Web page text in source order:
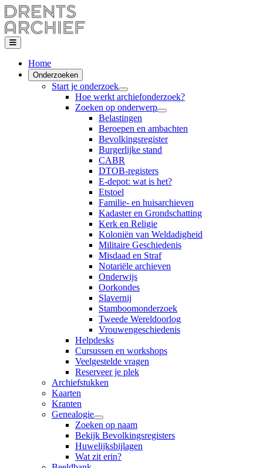
Home
Onderzoeken
Start je onderzoek
Hoe werkt archiefonderzoek?
Zoeken op onderwerp
Belastingen
Beroepen en ambachten
Bevolkingsregister
Burgerlijke stand
CABR
DTOB-registers
E-depot: wat is het?
Etstoel
Familie- en huisarchieven
Kadaster en Grondschatting
Kerk en Religie
Koloniën van Weldadigheid
Militaire Geschiedenis
Misdaad en Straf
Notariële archieven
Onderwijs
Oorkondes
Slavernij
Stamboomonderzoek
Tweede Wereldoorlog
Vrouwengeschiedenis
Helpdesks
Cursussen en workshops
Veelgestelde vragen
Reserveer je plek
Archiefstukken
Kaarten
Kranten
Genealogie
Zoeken op naam
Bekijk Bevolkingsregisters
Huwelijksbijlagen
Wat zit erin?